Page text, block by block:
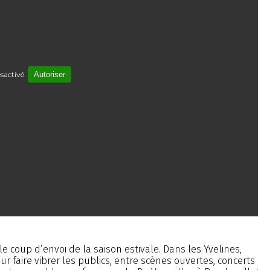
Autoriser
d’envoi de la saison estivale. Dans les Yvelines,
faire vibrer les publics, entre scènes ouvertes, concerts